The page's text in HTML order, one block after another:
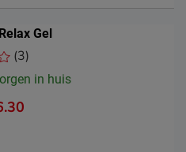
Gel
(3)
in huis